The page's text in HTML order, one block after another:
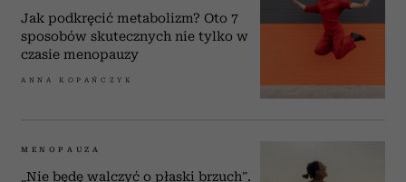
Jak podkręcić metabolizm? Oto 7
sposobów skutecznych nie tylko w
czasie menopauzy
ANNA KOPAŃCZYK
MENOPAUZA
„Nie będę walczyć o płaski brzuch”.